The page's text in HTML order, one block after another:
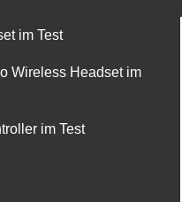
im Test
Wireless Headset im
im Test